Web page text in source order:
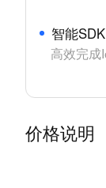
智能SDK
高效完成
价格说明